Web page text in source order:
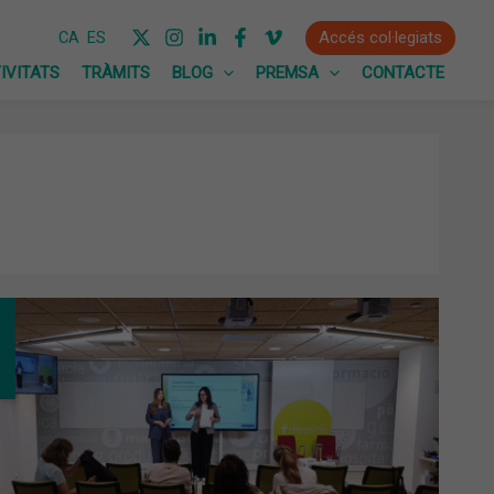
CA ES
Accés col·legiats
TRÀMITS BLOG PREMSA CONTACTE